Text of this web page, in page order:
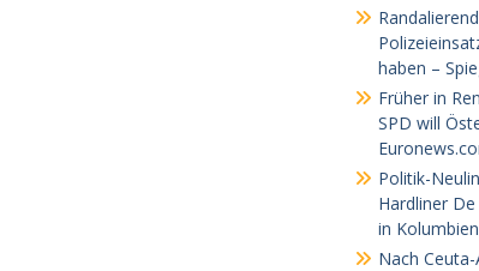
haben –
Früher in
SPD will
Politik-
Hardliner
in
Nach